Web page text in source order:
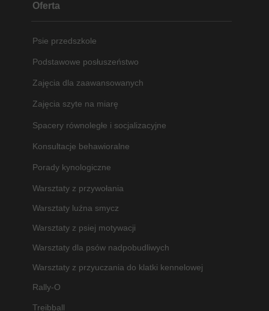
Warsztaty z przyuczania do klatki kennelowej
Warsztaty dla psów nadpobudliwych
Warsztaty z psiej motywacji
Warsztaty z przywołania
Warsztaty luźna smycz
Podstawowe posłuszeństwo
Psie przedszkole
Konsultacje behawioralne
Oferta
Spacery równoległe i socjalizacyjne
Porady kynologiczne
Zajęcia dla zaawansowanych
Zajęcia szyte na miarę
Rally-O
Treibball